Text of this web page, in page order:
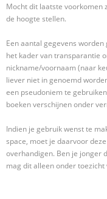
Mocht dit laatste voorkomen
de hoogte stellen.
Een aantal gegevens
het kader van transparantie
nickname/voornaam (naar
liever niet in genoemd
een pseudoniem te
boeken verschijnen onder
Indien je gebruik wenst te
space, moet je daarvoor deze
overhandigen. Ben je jonger
mag dit alleen onder